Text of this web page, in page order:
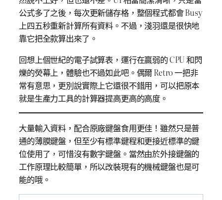
公式多了之後，每次更新儲存格，整個程式都會 Busy
上四五秒重新計算所有資料。不過，淺羽還是很快地
靠它把全款算出來了。
回想上個世紀的電子試算表，運行在羸弱的 CPU 和閃
爍的熒幕上，體驗也不過如此吧。偶爾 Retro 一把非
常有意思，更別說實際上它還很不錯用，可以把原本
就是生產力工具的計算器提高更高的高度。
大量輸入資料，配合原廠鍵盤食用更佳！雖然只是普
通的薄膜鍵盤，但至少有標準鍵程和更接近標準的鍵
位使用了，可惜沒有數字鍵盤。當然由於外接鍵盤的
工作原理比較簡單，所以改裝現有的機械鍵盤也是可
能的哦。